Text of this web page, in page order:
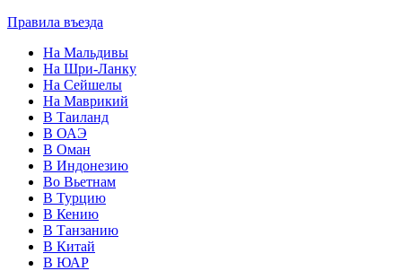
Правила въезда
На Мальдивы
На Шри-Ланку
На Сейшелы
На Маврикий
В Таиланд
В ОАЭ
В Оман
В Индонезию
Во Вьетнам
В Турцию
В Кению
В Танзанию
В Китай
В ЮАР